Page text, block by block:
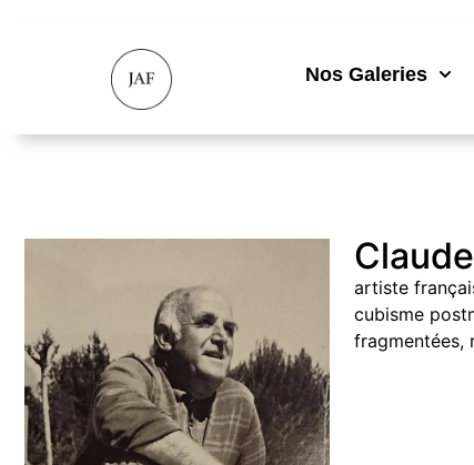
Nos Galeries
artiste
cubisme
fragmentées,